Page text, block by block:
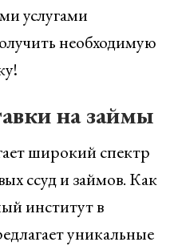
услугами
необходимую
на займы
широкий спектр
ссуд и займов. Как
институт в
уникальные